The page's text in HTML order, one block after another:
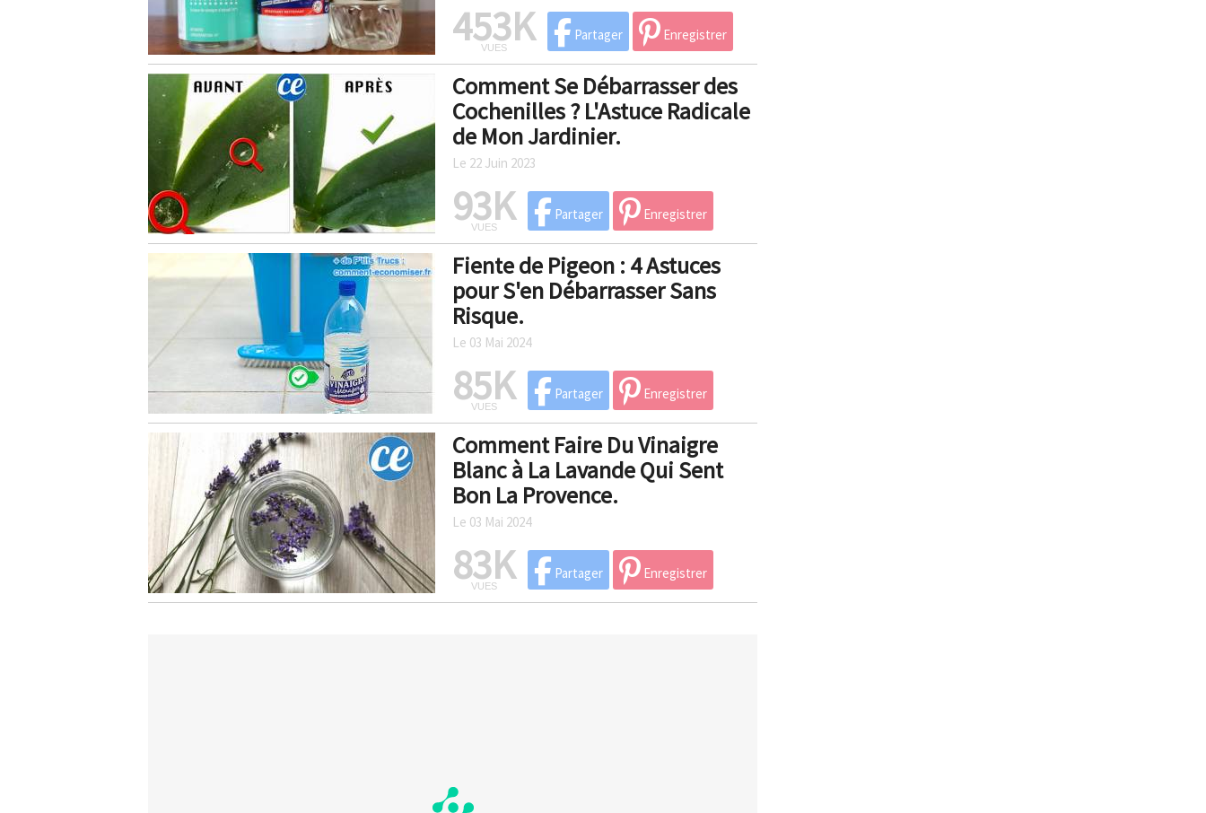
453K
VUES
Partager Enregistrer
Comment Se Débarrasser des
Cochenilles ? L'Astuce Radicale
de Mon Jardinier.
Le 22 Juin 2023
93K
VUES
Partager Enregistrer
Fiente de Pigeon : 4 Astuces
pour S'en Débarrasser Sans
Risque.
Le 03 Mai 2024
85K
VUES
Partager Enregistrer
Comment Faire Du Vinaigre
Blanc à La Lavande Qui Sent
Bon La Provence.
Le 03 Mai 2024
83K
VUES
Partager Enregistrer